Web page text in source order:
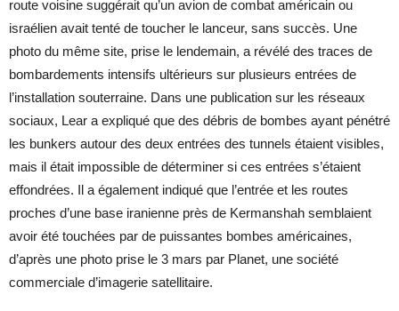
route voisine suggérait qu’un avion de combat américain ou
israélien avait tenté de toucher le lanceur, sans succès. Une
photo du même site, prise le lendemain, a révélé des traces de
bombardements intensifs ultérieurs sur plusieurs entrées de
l’installation souterraine. Dans une publication sur les réseaux
sociaux, Lear a expliqué que des débris de bombes ayant pénétré
les bunkers autour des deux entrées des tunnels étaient visibles,
mais il était impossible de déterminer si ces entrées s’étaient
effondrées. Il a également indiqué que l’entrée et les routes
proches d’une base iranienne près de Kermanshah semblaient
avoir été touchées par de puissantes bombes américaines,
d’après une photo prise le 3 mars par Planet, une société
commerciale d’imagerie satellitaire.